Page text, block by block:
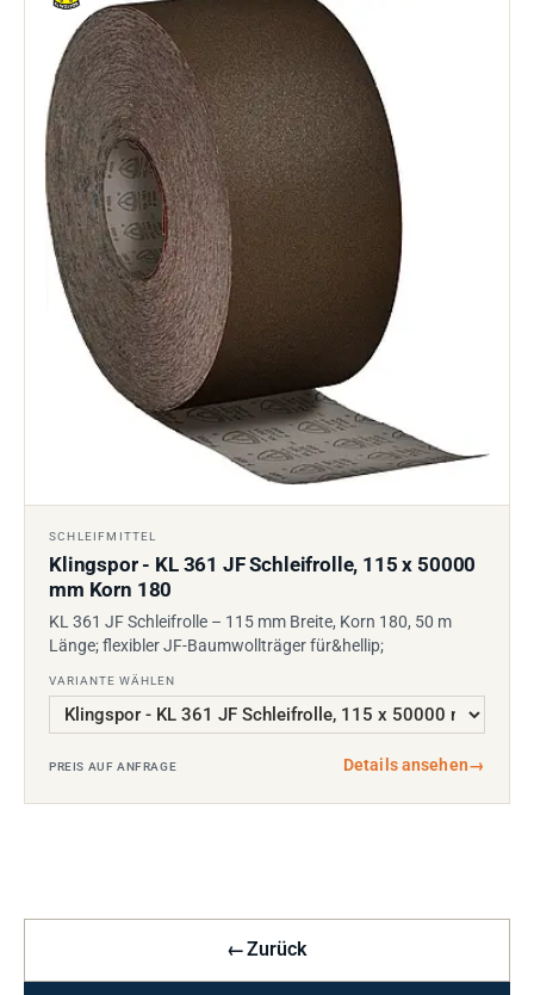
SCHLEIFMITTEL
Klingspor - KL 361 JF Schleifrolle, 115 x 50000
mm Korn 180
KL 361 JF Schleifrolle – 115 mm Breite, Korn 180, 50 m
Länge; flexibler JF-Baumwollträger für&hellip;
VARIANTE WÄHLEN
PREIS AUF ANFRAGE Details ansehen→
←Zurück